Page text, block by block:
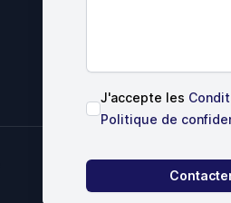
J'accepte les
Politique de